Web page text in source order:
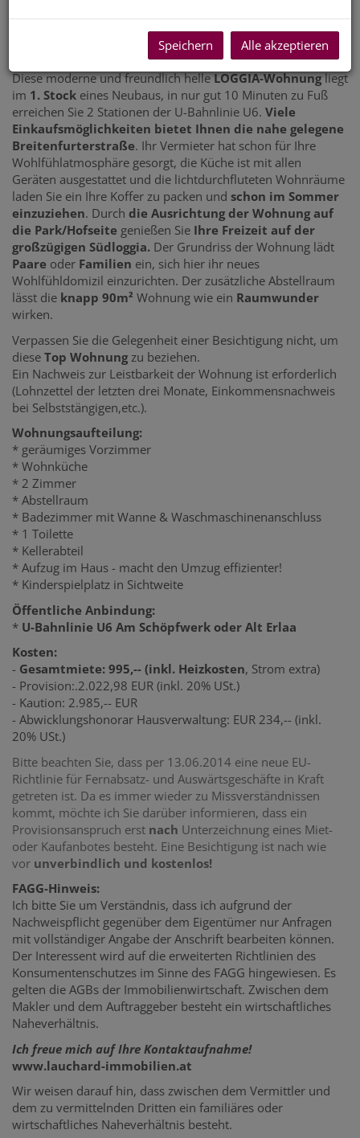
3-Zimmer mit SÜDLOGGIA | Ruhelage nähe
Diese moderne und freundlich helleLOGGIA-Wohnungliegt
im 1. Stock eines Neubaus, in nur gut 10 Minuten zu Fuß
erreichen Sie 2 Stationen der U-Bahnlinie U6. Viele
Einkaufsmöglichkeiten bietet Ihnen die nahe gelegene
Breitenfurterstraße. Ihr Vermieter hat schon für Ihre
Wohlfühlatmosphäre gesorgt, die Küche ist mit allen
Geräten ausgestattet und die lichtdurchfluteten Wohnräume
laden Sie ein Ihre Koffer zu packen und schon im Sommer
einzuziehen. Durch die Ausrichtung der Wohnung auf
die Park/Hofseite genießen Sie Ihre Freizeit auf der
großzügigen Südloggia. Der Grundriss der Wohnung lädt
Paare oder Familien ein, sich hier ihr neues
Wohlfühldomizil einzurichten. Der zusätzliche Abstellraum
lässt die knapp 90m² Wohnung wie ein Raumwunder
wirken.
Verpassen Sie die Gelegenheit einer Besichtigung nicht, um
diese Top Wohnung zu beziehen.
Ein Nachweis zur Leistbarkeit der Wohnung ist erforderlich
(Lohnzettel der letzten drei Monate, Einkommensnachweis
bei Selbststängigen,etc.).
Wohnungsaufteilung:
* geräumiges Vorzimmer
* Wohnküche
* 2 Zimmer
* Abstellraum
* Badezimmer mit Wanne & Waschmaschinenanschluss
* 1 Toilette
* Kellerabteil
* Aufzug im Haus - macht den Umzug effizienter!
* Kinderspielplatz in Sichtweite
Öffentliche Anbindung:
* U-Bahnlinie U6 Am Schöpfwerk oder Alt Erlaa
Kosten:
- Gesamtmiete: 995,-- (inkl. Heizkosten, Strom extra)
- Provision:.2.022,98 EUR (inkl. 20% USt.)
- Kaution: 2.985,-- EUR
- Abwicklungshonorar Hausverwaltung: EUR 234,-- (inkl.
20% USt.)
Bitte beachten Sie, dass per 13.06.2014 eine neue EU-
Richtlinie für Fernabsatz- und Auswärtsgeschäfte in Kraft
getreten ist. Da es immer wieder zu Missverständnissen
kommt, möchte ich Sie darüber informieren, dass ein
Provisionsanspruch erst nach Unterzeichnung eines Miet-
oder Kaufanbotes besteht. Eine Besichtigung ist nach wie
vor unverbindlich und kostenlos!
FAGG-Hinweis:
Ich bitte Sie um Verständnis, dass ich aufgrund der
Nachweispflicht gegenüber dem Eigentümer nur Anfragen
mit vollständiger Angabe der Anschrift bearbeiten können.
Der Interessent wird auf die erweiterten Richtlinien des
Konsumentenschutzes im Sinne des FAGG hingewiesen. Es
gelten die AGBs der Immobilienwirtschaft. Zwischen dem
Makler und dem Auftraggeber besteht ein wirtschaftliches
Naheverhältnis.
Ich freue mich auf Ihre Kontaktaufnahme!
www.lauchard-immobilien.at
Wir weisen darauf hin, dass zwischen dem Vermittler und
dem zu vermittelnden Dritten ein familiäres oder
wirtschaftliches Naheverhältnis besteht.
Speichern Alle akzeptieren